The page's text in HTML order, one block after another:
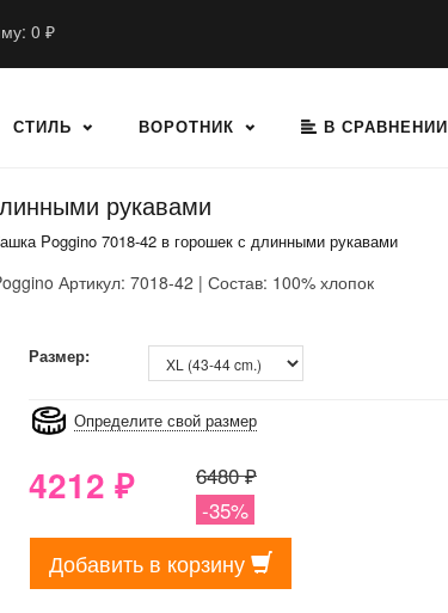
0 ₽
СТИЛЬ ВОРОТНИК В СРАВНЕНИИ
рукавами
Poggino 7018-42 в горошек с длинными рукавами
Артикул: 7018-42 | Состав: 100% хлопок
Размер:
Определите свой размер
4212 ₽
6480 ₽
-35%
Добавить в корзину